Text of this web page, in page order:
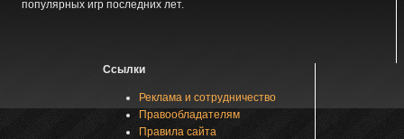
популярных игр последних лет.
Ссылки
Реклама и сотрудничество
Правообладателям
Правила сайта